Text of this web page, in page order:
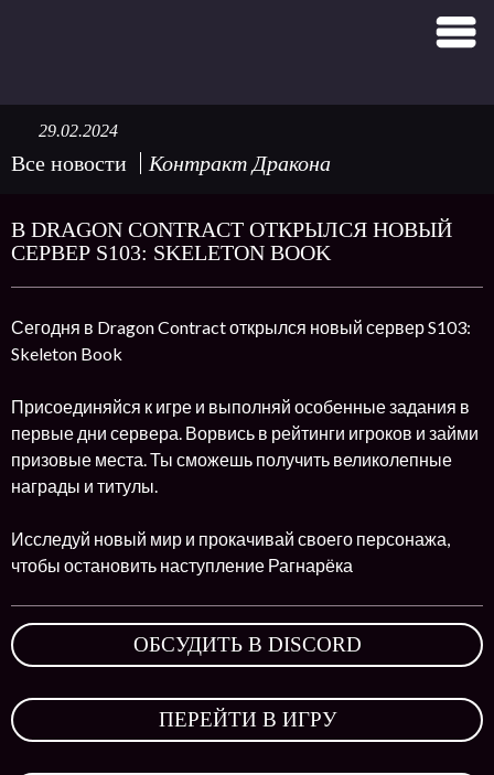
Все новости Контракт Дракона
29.02.2024
В DRAGON CONTRACT ОТКРЫЛСЯ НОВЫЙ
СЕРВЕР S103: SKELETON BOOK
Сегодня в Dragon Contract открылся новый сервер S103:
Skeleton Book
Присоединяйся к игре и выполняй особенные задания в
первые дни сервера. Ворвись в рейтинги игроков и займи
призовые места. Ты сможешь получить великолепные
награды и титулы.
Исследуй новый мир и прокачивай своего персонажа,
чтобы остановить наступление Рагнарёка
ОБСУДИТЬ В DISCORD
ПЕРЕЙТИ В ИГРУ